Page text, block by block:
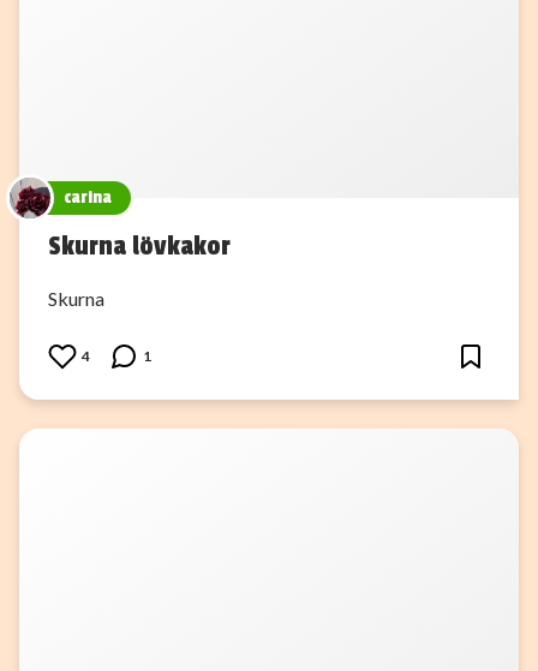
carina
Skurna lövkakor
Skurna
4 1